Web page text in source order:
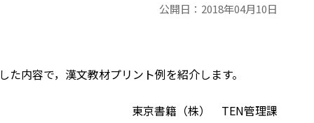
公開日： 2018年04月10日
内容で，漢文教材プリント例を紹介します。
東京書籍（株） TEN管理課